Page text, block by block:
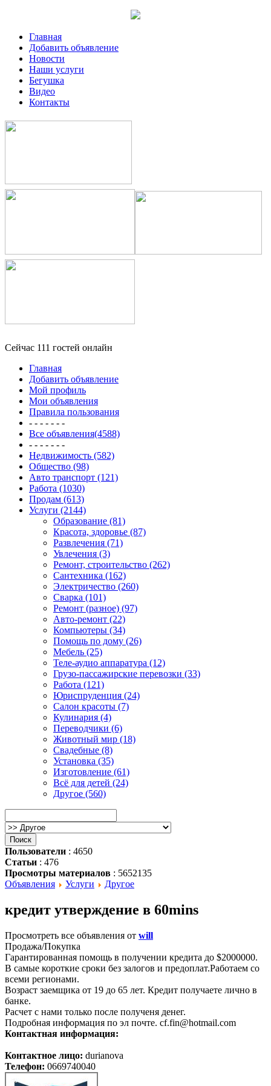
Главная
Добавить объявление
Новости
Наши услуги
Бегушка
Видео
Контакты
Сейчас 111 гостей онлайн
Главная
Добавить объявление
Мой профиль
Мои объявления
Правила пользования
- - - - - - -
Все объявления(4588)
- - - - - - -
Недвижимость (582)
Общество (98)
Авто транспорт (121)
Работа (1030)
Продам (613)
Услуги (2144)
Образование (81)
Красота, здоровье (87)
Развлечения (71)
Увлечения (3)
Ремонт, строительство (262)
Сантехника (162)
Электричество (260)
Сварка (101)
Ремонт (разное) (97)
Авто-ремонт (22)
Компьютеры (34)
Помощь по дому (26)
Мебель (25)
Теле-аудио аппаратура (12)
Грузо-пассажирские перевозки (33)
Работа (121)
Юриспруденция (24)
Салон красоты (7)
Кулинария (4)
Переводчики (6)
Животный мир (18)
Свадебные (8)
Установка (35)
Изготовление (61)
Всё для детей (24)
Другое (560)
Пользователи : 4650
Статьи : 476
Просмотры материалов : 5652135
Объявления
Услуги Другое
кредит утверждение в 60mins
Просмотреть все объявления от will
Продажа/Покупка
Гарантированная помощь в получении кредита до $2000000.
В самые короткие сроки без залогов и предоплат.Работаем со
всеми регионами.
Возраст заемщика от 19 до 65 лет. Кредит получаете лично в
банке.
Расчет с нами только после полученя денег.
Подробная информация по эл почте. cf.fin@hotmail.com
Контактная информация:
Контактное лицо: durianova
Телефон: 0669740040